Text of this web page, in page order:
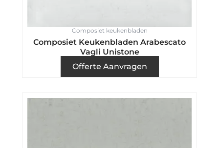
Composiet keukenbladen
Composiet Keukenbladen Arabescato
Vagli Unistone
Offerte Aanvragen